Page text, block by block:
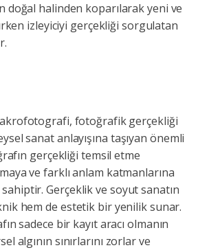
doğal halinden koparılarak yeni ve
izleyiciyi gerçekliği sorgulatan
fotoğrafik gerçekliği
sanat anlayışına taşıyan önemli
gerçekliği temsil etme
ve farklı anlam katmanlarına
Gerçeklik ve soyut sanatın
hem de estetik bir yenilik sunar.
sadece bir kayıt aracı olmanın
algının sınırlarını zorlar ve